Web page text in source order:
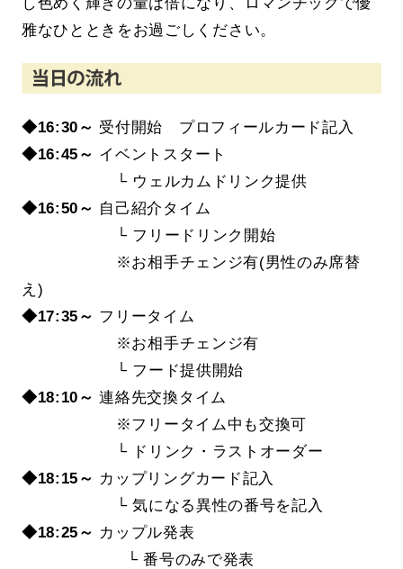
雅なひとときをお過ごしください。
◆16:30～ 受付開始 プロフィールカード記入
◆16:45～ イベントスタート
└ ウェルカムドリンク提供
◆16:50～ 自己紹介タイム
└ フリードリンク開始
※お相手チェンジ有(男性のみ席替
え)
◆17:35～ フリータイム
※お相手チェンジ有
└ フード提供開始
◆18:10～ 連絡先交換タイム
※フリータイム中も交換可
└ ドリンク・ラストオーダー
◆18:15～ カップリングカード記入
└ 気になる異性の番号を記入
◆18:25～ カップル発表
└ 番号のみで発表